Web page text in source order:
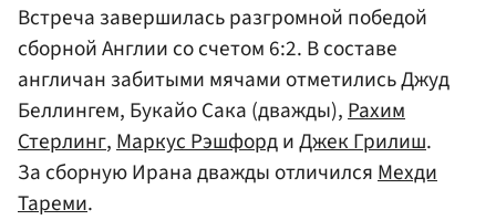
Встреча завершилась разгромной победой
сборной Англии со счетом 6:2. В составе
англичан забитыми мячами отметились Джуд
Беллингем, Букайо Сака (дважды), Рахим
Стерлинг, Маркус РэшфордиДжек Грилиш.
За сборную Ирана дважды отличился Мехди
Тареми.